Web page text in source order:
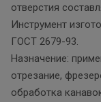
отверстия
Инструмент
ГОСТ 2679-93.
Назначение:
отрезание,
обработка